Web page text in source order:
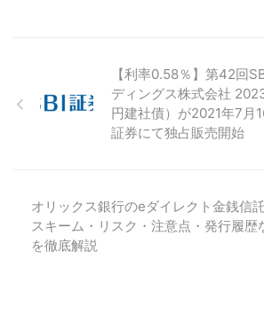
【利率0.58％】第42回
ディングス株式会社
円建社債）が2021年7月
証券にて独占販売開始
オリックス銀行のeダイレクト金銭信
スキーム・リスク・注意点・発行履歴
を徹底解説